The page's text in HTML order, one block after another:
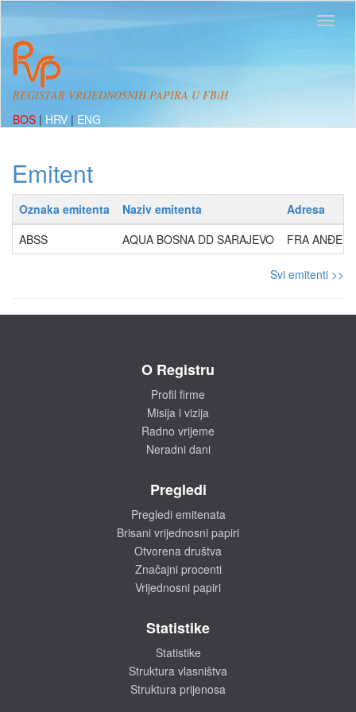
REGISTAR VRIJEDNOSNIH PAPIRA U FBiH
BOS | HRV | ENG
Emitent
Oznaka emitenta Naziv emitenta
Adresa
ABSS
AQUA BOSNA DD SARAJEVO FRA
Svi emitenti >>
O Registru
Profil firme
Misija i vizija
Radno vrijeme
Neradni dani
Pregledi
Pregledi emitenata
Brisani vrijednosni papiri
Otvorena društva
Značajni procenti
Vrijednosni papiri
Statistike
Statistike
Struktura vlasništva
Struktura prijenosa